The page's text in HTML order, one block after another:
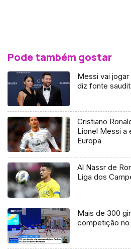
Pode também gostar
Messi vai jogar
diz fonte
Cristiano
Lionel Messi a
Europa
Al Nassr de
Liga dos
Mais de 300
competição no